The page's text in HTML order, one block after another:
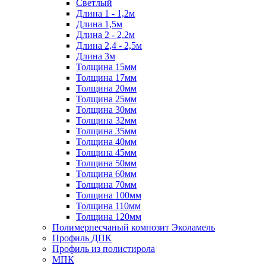
Светлый
Длина 1 - 1,2м
Длина 1,5м
Длина 2 - 2,2м
Длина 2,4 - 2,5м
Длина 3м
Толщина 15мм
Толщина 17мм
Толщина 20мм
Толщина 25мм
Толщина 30мм
Толщина 32мм
Толщина 35мм
Толщина 40мм
Толщина 45мм
Толщина 50мм
Толщина 60мм
Толщина 70мм
Толщина 100мм
Толщина 110мм
Толщина 120мм
Полимерпесчаный композит Эколамель
Профиль ДПК
Профиль из полистирола
МПК